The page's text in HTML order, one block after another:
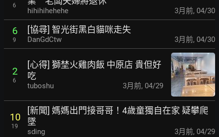
6
hihihihehehe 3月前, 04/30
6
9
[協尋] 智光街黑白貓咪走失
DanGdCtw 3月前, 04/30
2
6
[心得] 獅埜火雞肉飯 中原店 貴但好
吃
tuboshu 3月前, 04/29
10
19
[新聞] 媽媽出門接哥哥！4歲童獨自在家 疑攀爬
墜
sding 3月前, 04/29